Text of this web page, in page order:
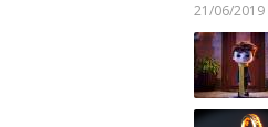
21/06/2019